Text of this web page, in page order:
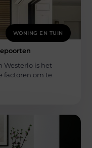
WONING EN TUIN
Westerlo is het
factoren om te